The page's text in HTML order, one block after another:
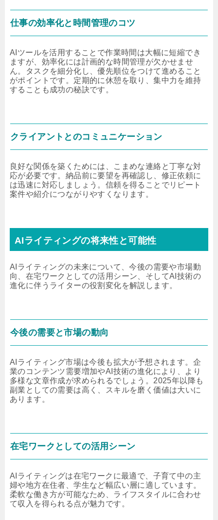
仕事の効率化と時間管理のコツ
AIツールを活用することで作業時間は大幅に短縮でき
ますが、効率化には計画的な時間管理が欠かせませ
ん。タスクを細分化し、優先順位をつけて進めること
がポイントです。定期的に休憩を取り、集中力を維持
することも成功の秘訣です。
クライアントとのコミュニケーション
良好な関係を築くためには、こまめな連絡と丁寧な対
応が必要です。納品前に要望を再確認し、修正依頼に
は迅速に対応しましょう。信頼を得ることでリピート
案件や紹介につながりやすくなります。
AIライティングの将来性と可能性
AIライティングの未来について、今後の需要や市場動
向、在宅ワークとしての活用シーン、そしてAI技術の
進化に伴うライターの役割変化を解説します。
今後の需要と市場の動向
AIライティング市場は今後も拡大が予想されます。企
業のコンテンツ需要増加やAI技術の進化により、より
多様な文章作成が求められるでしょう。2025年以降も
副業としての需要は高く、スキルを磨く価値は大いに
あります。
在宅ワークとしての活用シーン
AIライティングは在宅ワークに最適で、子育て中の主
婦や地方在住者、学生など幅広い層に適しています。
柔軟な働き方が可能なため、ライフスタイルに合わせ
て収入を得られる点が魅力です。